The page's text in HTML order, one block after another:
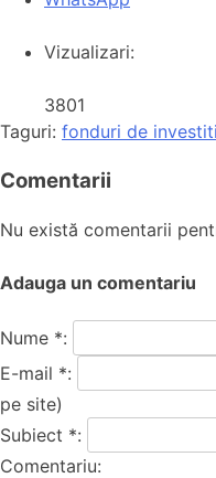
Vizualizari:
3801
Taguri: fonduri de
Comentarii
Nu există comentarii
Adauga un comentariu
Nume *:
E-mail *:
pe site)
Subiect *:
Comentariu: